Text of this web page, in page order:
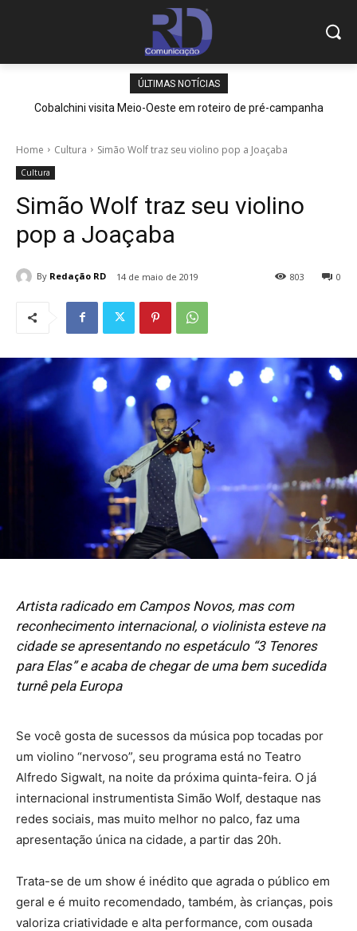
ÚLTIMAS NOTÍCIAS
Cobalchini visita Meio-Oeste em roteiro de pré-campanha
Home Cultura Simão Wolf traz seu violino pop a Joaçaba
Cultura
Simão Wolf traz seu violino
pop a Joaçaba
By Redação RD 14 de maio de 2019 0
803
Artista radicado em Campos Novos, mas com
reconhecimento internacional, o violinista esteve na
cidade se apresentando no espetáculo “3 Tenores
para Elas” e acaba de chegar de uma bem sucedida
turnê pela Europa
Se você gosta de sucessos da música pop tocadas por
um violino “nervoso”, seu programa está no Teatro
Alfredo Sigwalt, na noite da próxima quinta-feira. O já
internacional instrumentista Simão Wolf, destaque nas
redes sociais, mas muito melhor no palco, faz uma
apresentação única na cidade, a partir das 20h.
Trata-se de um show é inédito que agrada o público em
geral e é muito recomendado, também, às crianças, pois
valoriza criatividade e alta performance, com ousada